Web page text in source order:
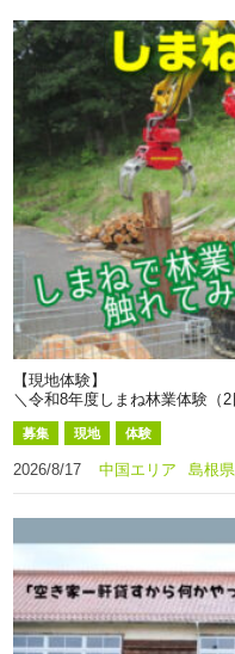
【現地体験】
＼令和8年度しまね林業体験（
募集 現地 体験
2026/8/17 中国エリア 島根県